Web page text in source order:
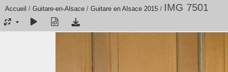
Accueil / Guitare-en-Alsace / Guitare en Alsace 2015 / IMG 7501